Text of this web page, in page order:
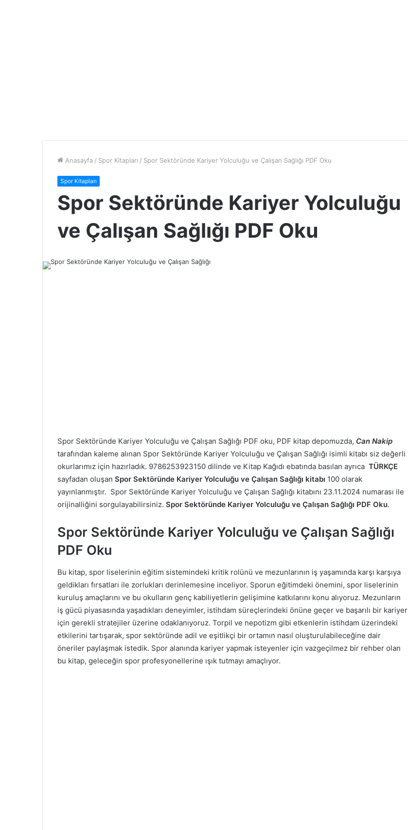
Anasayfa / Spor Kitapları / Spor Sektöründe Kariyer Yolculuğu ve Çalışan Sağlığı PDF Oku
Spor Kitapları
Spor Sektöründe Kariyer Yolculuğu
ve Çalışan Sağlığı PDF Oku
Spor Sektöründe Kariyer Yolculuğu ve Çalışan Sağlığı PDF oku, PDF kitap depomuzda, Can Nakip
tarafından kaleme alınan Spor Sektöründe Kariyer Yolculuğu ve Çalışan Sağlığı isimli kitabı siz değerli
okurlarımız için hazırladık. 9786253923150 dilinde ve Kitap Kağıdı ebatında basılan ayrıca TÜRKÇE
sayfadan oluşan Spor Sektöründe Kariyer Yolculuğu ve Çalışan Sağlığı kitabı 100 olarak
yayınlanmıştır. Spor Sektöründe Kariyer Yolculuğu ve Çalışan Sağlığı kitabını 23.11.2024 numarası ile
orijinalliğini sorgulayabilirsiniz. Spor Sektöründe Kariyer Yolculuğu ve Çalışan Sağlığı PDF Oku.
Spor Sektöründe Kariyer Yolculuğu ve Çalışan Sağlığı
PDF Oku
Bu kitap, spor liselerinin eğitim sistemindeki kritik rolünü ve mezunlarının iş yaşamında karşı karşıya
geldikları fırsatları ile zorlukları derinlemesine inceliyor. Sporun eğitimdeki önemini, spor liselerinin
kuruluş amaçlarını ve bu okulların genç kabiliyetlerin gelişimine katkılarını konu alıyoruz. Mezunların
iş gücü piyasasında yaşadıkları deneyimler, istihdam süreçlerindeki önüne geçer ve başarılı bir kariyer
için gerekli stratejiler üzerine odaklanıyoruz. Torpil ve nepotizm gibi etkenlerin istihdam üzerindeki
etkilerini tartışarak, spor sektöründe adil ve eşitlikçi bir ortamın nasıl oluşturulabileceğine dair
öneriler paylaşmak istedik. Spor alanında kariyer yapmak isteyenler için vazgeçilmez bir rehber olan
bu kitap, geleceğin spor profesyonellerine ışık tutmayı amaçlıyor.